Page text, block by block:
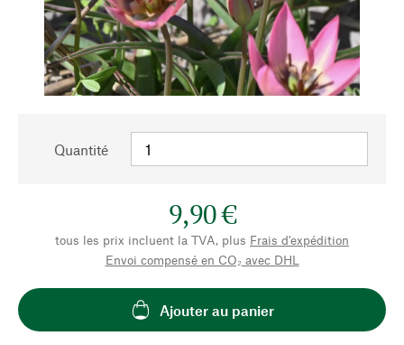
Quantité
9,90 €
tous les prix incluent la TVA, plus Frais d'expédition
Envoi compensé en CO₂ avec DHL
Ajouter au panier